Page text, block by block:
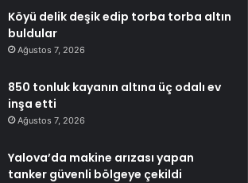
Köyü delik deşik edip torba torba altın
buldular
Ağustos 7, 2026
850 tonluk kayanın altına üç odalı ev
inşa etti
Ağustos 7, 2026
Yalova’da makine arızası yapan
tanker güvenli bölgeye çekildi